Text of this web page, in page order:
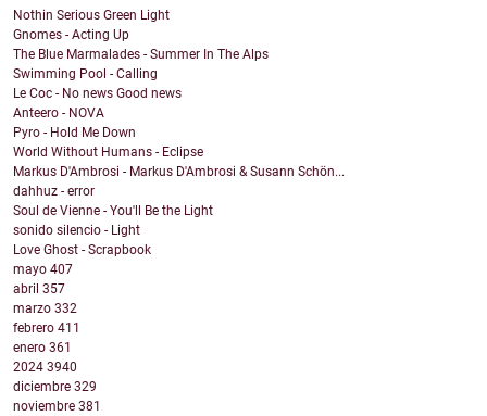
Nothin Serious Green Light
Gnomes - Acting Up
The Blue Marmalades - Summer In The Alps
Swimming Pool - Calling
Le Coc - No news Good news
Anteero - NOVA
Pyro - Hold Me Down
World Without Humans - Eclipse
Markus D'Ambrosi - Markus D'Ambrosi & Susann Schön...
dahhuz - error
Soul de Vienne - You'll Be the Light
sonido silencio - Light
Love Ghost - Scrapbook
mayo 407
abril 357
marzo 332
febrero 411
enero 361
2024 3940
diciembre 329
noviembre 381